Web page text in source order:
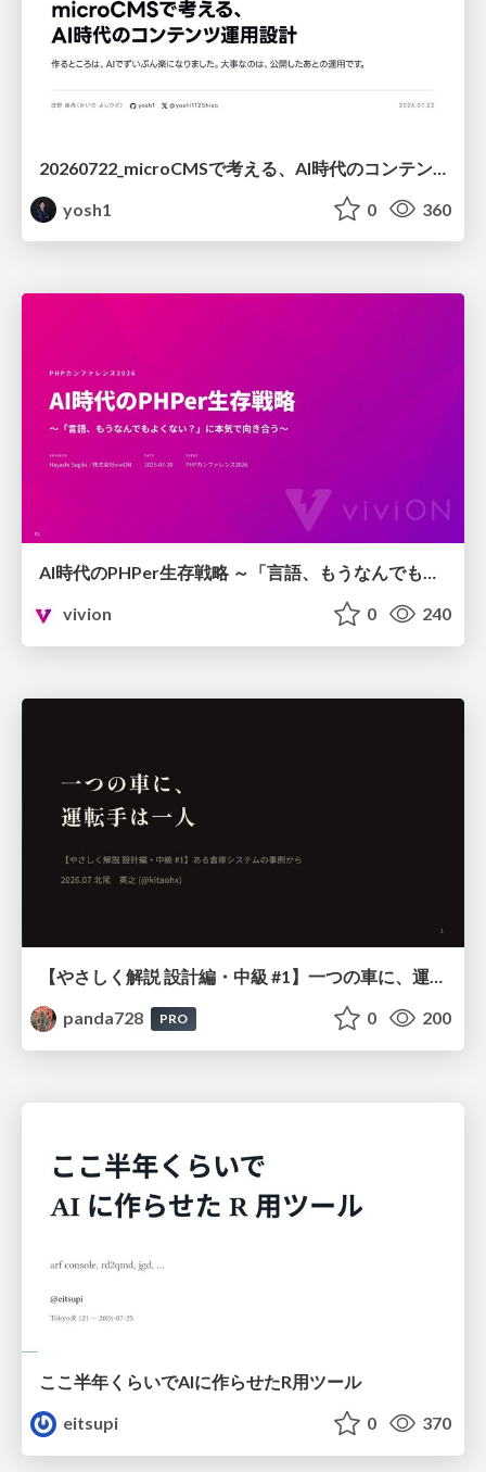
yosh1
0 360
AI時代のPHPer生存戦略 ～「言語、もうなんでもよくない？」に本気で向き合う～
vivion
0 240
【やさしく解説 設計編・中級 #1】一つの車に、運転手は一人 ～ある倉庫システムの事例から～
panda728
PRO 0 200
ここ半年くらいでAIに作らせたR用ツール
eitsupi
0 370